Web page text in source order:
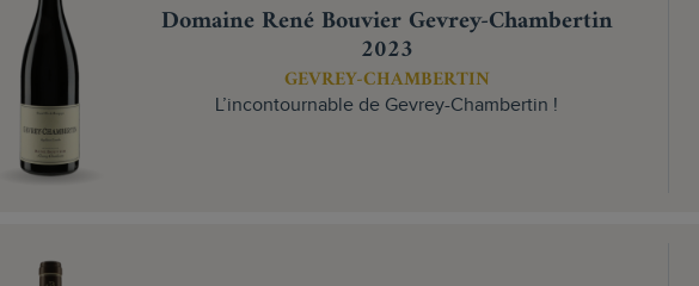
Domaine René Bouvier Gevrey-Chambertin
2023
GEVREY-CHAMBERTIN
L’incontournable de Gevrey-Chambertin !